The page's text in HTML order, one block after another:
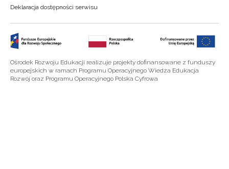
Deklaracja dostępności serwisu
Ośrodek Rozwoju Edukacji realizuje projekty dofinansowane z funduszy
europejskich w ramach Programu Operacyjnego Wiedza Edukacja
Rozwój oraz Programu Operacyjnego Polska Cyfrowa